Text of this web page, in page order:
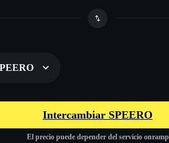
Intercambiar SPEERO
El precio puede depender del servicio onramp